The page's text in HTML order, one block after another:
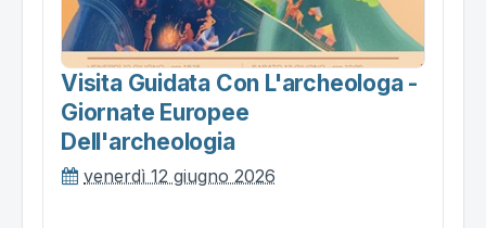
Visita Guidata Con L'archeologa -
Giornate Europee
Dell'archeologia
venerdì 12 giugno 2026